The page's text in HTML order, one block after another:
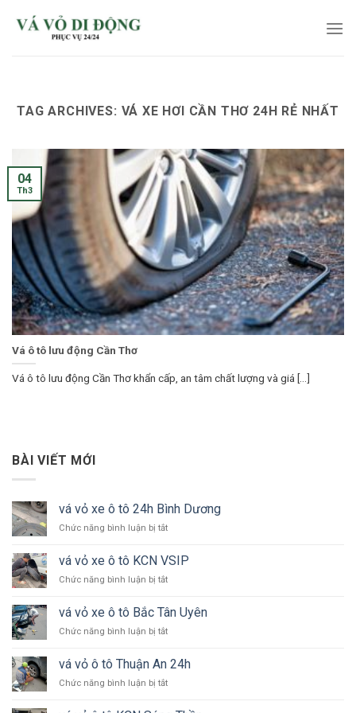
TAG ARCHIVES: VÁ XE HƠI CẦN THƠ 24H RẺ NHẤT
Vá ô tô lưu động Cần Thơ
Vá ô tô lưu động Cần Thơ khẩn cấp, an tâm chất lượng và giá [...]
04
Th3
BÀI VIẾT MỚI
vá vỏ xe ô tô 24h Bình Dương
Chức năng bình luận bị tắtở
vỏ
xe
ô
24h
Dương
vá vỏ xe ô tô KCN VSIP
Chức năng bình luận bị tắtở
vỏ
xe
ô
KCN
vá vỏ xe ô tô Bắc Tân Uyên
Chức năng bình luận bị tắtở
vỏ
xe
ô
vá vỏ ô tô Thuận An 24h
Chức năng bình luận bị tắtở